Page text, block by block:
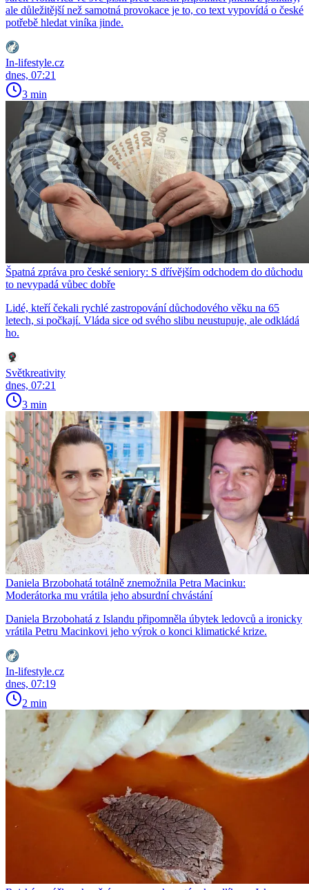
ale důležitější než samotná provokace je to, co text vypovídá o české
potřebě hledat viníka jinde.
In-lifestyle.cz
dnes, 07:21
3 min
Špatná zpráva pro české seniory: S dřívějším odchodem do důchodu
to nevypadá vůbec dobře
Lidé, kteří čekali rychlé zastropování důchodového věku na 65
letech, si počkají. Vláda sice od svého slibu neustupuje, ale odkládá
ho.
Světkreativity
dnes, 07:21
3 min
Daniela Brzobohatá totálně znemožnila Petra Macinku:
Moderátorka mu vrátila jeho absurdní chvástání
Daniela Brzobohatá z Islandu připomněla úbytek ledovců a ironicky
vrátila Petru Macinkovi jeho výrok o konci klimatické krize.
In-lifestyle.cz
dnes, 07:19
2 min